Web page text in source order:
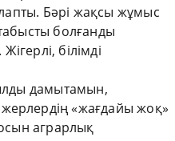
Бәрі жақсы жұмыс
болғанды
білімді
дамытамын,
«жағдайы жоқ»
аграрлық